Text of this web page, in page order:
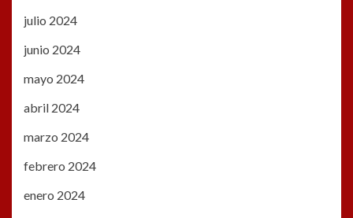
julio 2024
junio 2024
mayo 2024
abril 2024
marzo 2024
febrero 2024
enero 2024